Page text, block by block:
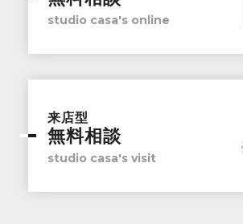
studio casa's online
来店型
無料相談
studio casa's visit